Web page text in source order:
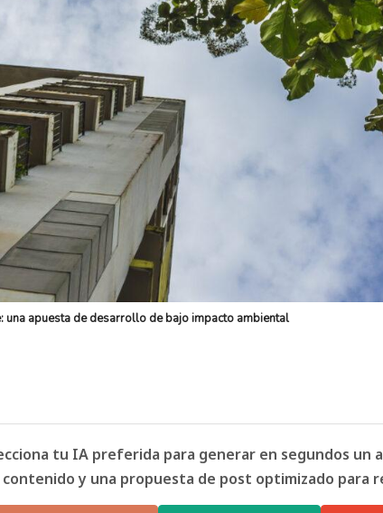
una apuesta de desarrollo de bajo impacto ambiental
tu IA preferida para generar en segundos un
contenido y una propuesta de post optimizado para